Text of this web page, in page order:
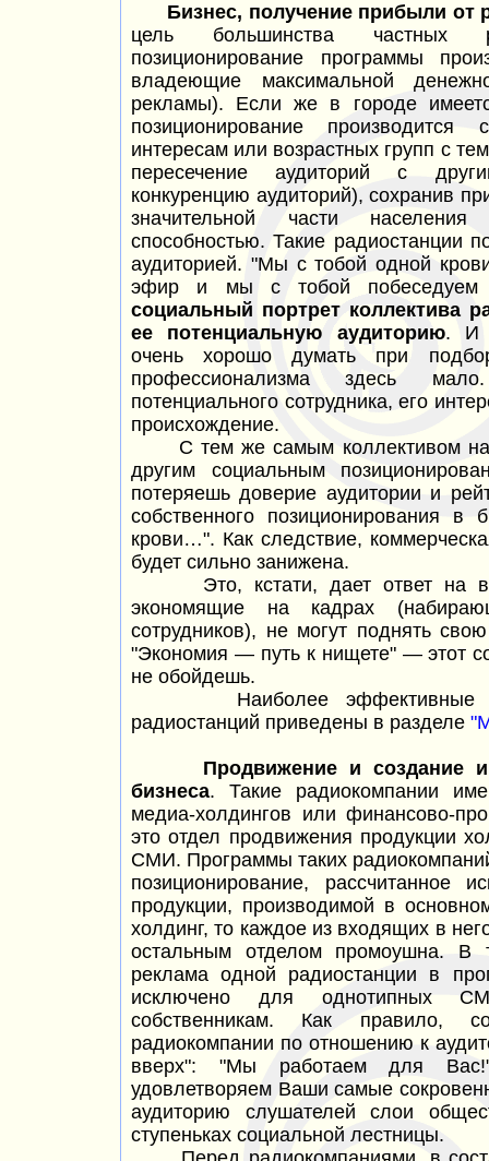
Бизнес, получение прибыли от
цель большинства частных
позиционирование программы
владеющие максимальной
рекламы). Если же в городе
позиционирование
интересам или возрастных групп с
пересечение аудиторий с
конкуренцию аудиторий), сохранив
значительной части
способностью. Такие радиостанции
аудиторией. "Мы с тобой одной
эфир и мы с тобой побеседуем
социальный портрет коллектива
ее потенциальную аудиторию. И
очень хорошо думать при
профессионализма здесь
потенциального сотрудника, его
происхождение.
С тем же самым коллективом на
другим социальным
потеряешь доверие аудитории и
собственного позиционирования в
крови…". Как следствие,
будет сильно занижена.
Это, кстати, дает ответ на
экономящие на кадрах
сотрудников), не могут поднять
"Экономия —путь к нищете" —этот
не обойдешь.
Наиболее эффективные
радиостанций приведены в разделе
Продвижение и создание
бизнеса. Такие радиокомпании
медиа-холдингов или финансово-
это отдел продвижения продукции
СМИ. Программы таких
позиционирование, рассчитанное
продукции, производимой в
холдинг, то каждое из входящих в
остальным отделом промоушна. В
реклама одной радиостанции в
исключено для однотипных
собственникам. Как правило,
радиокомпании по отношению к
вверх": "Мы работаем для
удовлетворяем Ваши самые
аудиторию слушателей слои
ступеньках социальной лестницы.